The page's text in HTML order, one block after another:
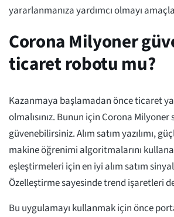
yararlanmanıza yardımcı olmayı
Corona Milyoner
ticaret robotu mu?
Kazanmaya başlamadan önce ticaret
olmalısınız. Bunun için Corona
güvenebilirsiniz. Alım satım yazılımı,
makine öğrenimi algoritmalarını
eşleştirmeleri için en iyi alım satım
Özelleştirme sayesinde trend işaretleri
Bu uygulamayı kullanmak için önce